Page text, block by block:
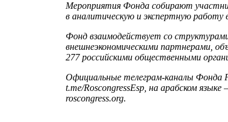
Мероприятия Фонда собирают
в аналитическую и экспертную работу
Фонд взаимодействует со
внешнеэкономическими партнерами,
277 российскими общественными
Официальные телеграм-каналы Фонда
t.me/RoscongressEsp, на арабском
roscongress.org.